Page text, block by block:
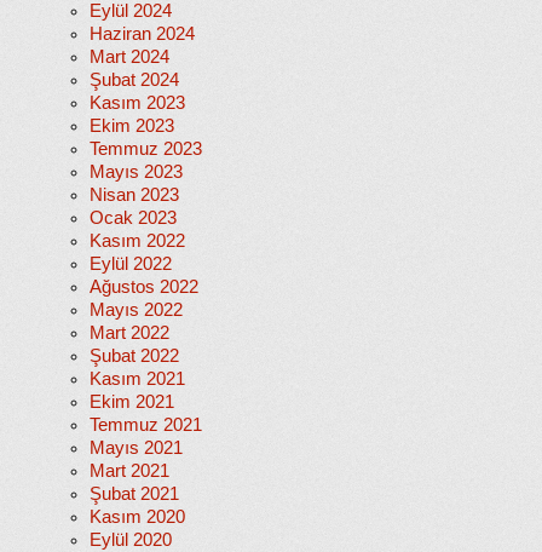
Eylül 2024
Haziran 2024
Mart 2024
Şubat 2024
Kasım 2023
Ekim 2023
Temmuz 2023
Mayıs 2023
Nisan 2023
Ocak 2023
Kasım 2022
Eylül 2022
Ağustos 2022
Mayıs 2022
Mart 2022
Şubat 2022
Kasım 2021
Ekim 2021
Temmuz 2021
Mayıs 2021
Mart 2021
Şubat 2021
Kasım 2020
Eylül 2020